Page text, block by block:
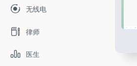
无线电
律师
医生